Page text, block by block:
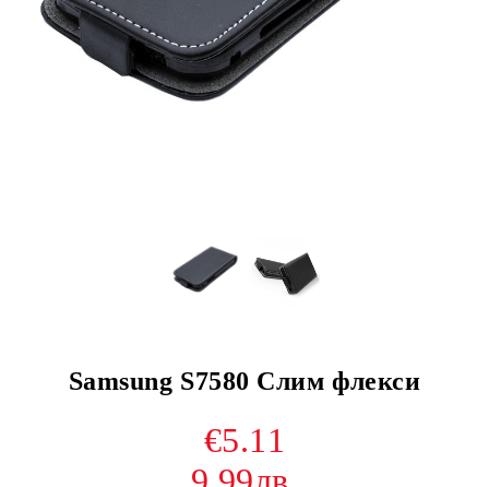
Samsung S7580 Слим флекси
€5.11